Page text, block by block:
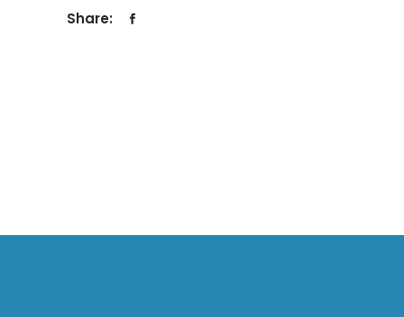
Share: